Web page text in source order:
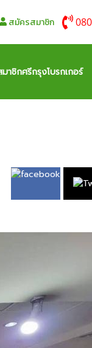
สมัครสมาชิก
าชิกศรีกรุงโบรกเกอร์